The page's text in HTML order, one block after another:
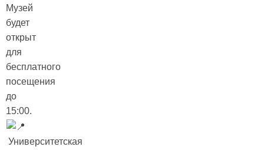
Музей
будет
открыт
для
бесплатного
посещения
до
15:00.
Университетская